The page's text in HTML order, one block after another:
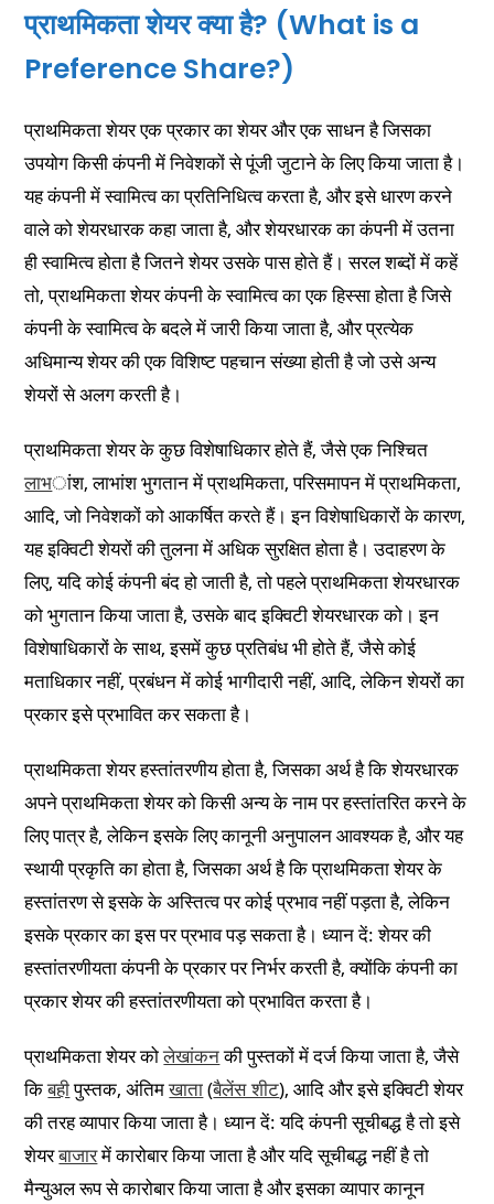
प्राथमिकता शेयर क्या है? (What is a
Preference Share?)
प्राथमिकता शेयर एक प्रकार का शेयर और एक साधन है जिसका
उपयोग किसी कंपनी में निवेशकों से पूंजी जुटाने के लिए किया जाता है।
यह कंपनी में स्वामित्व का प्रतिनिधित्व करता है, और इसे धारण करने
वाले को शेयरधारक कहा जाता है, और शेयरधारक का कंपनी में उतना
ही स्वामित्व होता है जितने शेयर उसके पास होते हैं। सरल शब्दों में कहें
तो, प्राथमिकता शेयर कंपनी के स्वामित्व का एक हिस्सा होता है जिसे
कंपनी के स्वामित्व के बदले में जारी किया जाता है, और प्रत्येक
अधिमान्य शेयर की एक विशिष्ट पहचान संख्या होती है जो उसे अन्य
शेयरों से अलग करती है।
प्राथमिकता शेयर के कुछ विशेषाधिकार होते हैं, जैसे एक निश्चित
लाभांश, लाभांश भुगतान में प्राथमिकता, परिसमापन में प्राथमिकता,
आदि, जो निवेशकों को आकर्षित करते हैं। इन विशेषाधिकारों के कारण,
यह इक्विटी शेयरों की तुलना में अधिक सुरक्षित होता है। उदाहरण के
लिए, यदि कोई कंपनी बंद हो जाती है, तो पहले प्राथमिकता शेयरधारक
को भुगतान किया जाता है, उसके बाद इक्विटी शेयरधारक को। इन
विशेषाधिकारों के साथ, इसमें कुछ प्रतिबंध भी होते हैं, जैसे कोई
मताधिकार नहीं, प्रबंधन में कोई भागीदारी नहीं, आदि, लेकिन शेयरों का
प्रकार इसे प्रभावित कर सकता है।
प्राथमिकता शेयर हस्तांतरणीय होता है, जिसका अर्थ है कि शेयरधारक
अपने प्राथमिकता शेयर को किसी अन्य के नाम पर हस्तांतरित करने के
लिए पात्र है, लेकिन इसके लिए कानूनी अनुपालन आवश्यक है, और यह
स्थायी प्रकृति का होता है, जिसका अर्थ है कि प्राथमिकता शेयर के
हस्तांतरण से इसके के अस्तित्व पर कोई प्रभाव नहीं पड़ता है, लेकिन
इसके प्रकार का इस पर प्रभाव पड़ सकता है। ध्यान दें: शेयर की
हस्तांतरणीयता कंपनी के प्रकार पर निर्भर करती है, क्योंकि कंपनी का
प्रकार शेयर की हस्तांतरणीयता को प्रभावित करता है।
प्राथमिकता शेयर कोलेखांकनकी पुस्तकों में दर्ज किया जाता है, जैसे
किबहीपुस्तक, अंतिमखाता(बैलेंस शीट), आदि और इसे इक्विटी शेयर
की तरह व्यापार किया जाता है। ध्यान दें: यदि कंपनी सूचीबद्ध है तो इसे
शेयरबाजारमें कारोबार किया जाता है और यदि सूचीबद्ध नहीं है तो
मैन्युअल रूप से कारोबार किया जाता है और इसका व्यापार कानून